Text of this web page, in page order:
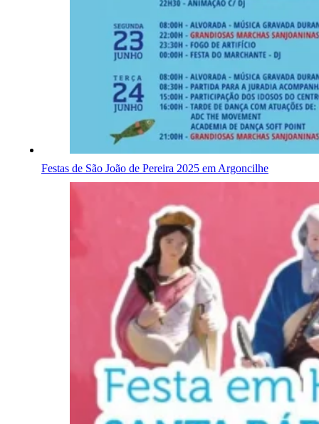
Festas de São João de Pereira 2025 em Argoncilhe